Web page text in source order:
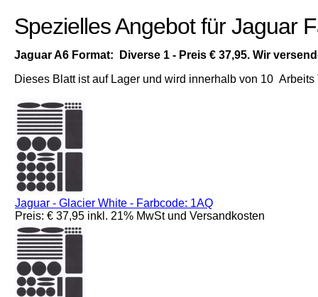
Spezielles Angebot für Jaguar
Jaguar A6 Format: Diverse 1 - Preis € 37,95. Wir
Dieses Blatt ist auf Lager und wird innerhalb von 10 Arbeits
Jaguar - Glacier White - Farbcode: 1AQ
Preis: € 37,95 inkl. 21% MwSt und Versandkosten